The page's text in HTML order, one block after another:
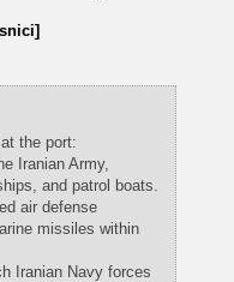
the port:
Iranian Army,
and patrol boats.
air defense
missiles within
Iranian Navy forces